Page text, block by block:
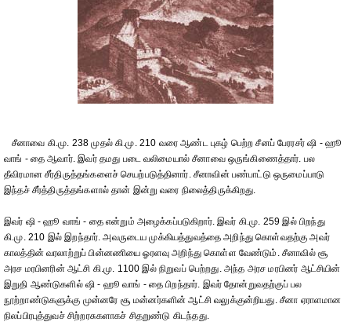
சீனாவை கி.மு. 238 முதல் கி.மு. 210 வரை ஆண்ட புகழ் பெற்ற சீனப் பேரரசர் ஷி - ஹூ
வாங் - தை ஆவார். இவர் தமது படை வலிமையால் சீனாவை ஒருங்கிணைத்தார். பல
தீவிரமான சீர்திருத்தங்களைச் செயற்படுத்தினார். சீனாவின் பண்பாட்டு ஒருமைப்பாடு
இந்தச் சீர்த்திருத்தங்களால் தான் இன்று வரை நிலைத்திருக்கிறது.
இவர் ஷி - ஹூ வாங் - தை என்றும் அழைக்கப்படுகிறார். இவர் கி.மு. 259 இல் பிறந்து
கி.மு. 210 இல் இறந்தார். அவருடைய முக்கியத்துவத்தை அறிந்து கொள்வதற்கு அவர்
காலத்தின் வரலாற்றுப் பின்னணியை ஓரளவு அறிந்து கொள்ள வேண்டும். சீனாவில் சூ
அரச மரபினரின் ஆட்சி கி.மு. 1100 இல் நிறுவப் பெற்றது. அந்த அரச மரபினர் ஆட்சியின்
இறுதி ஆண்டுகளில் ஷி - ஹூ வாங் - தை பிறந்தார். இவர் தோன்றுவதற்குப் பல
நூற்றாண்டுகளுக்கு முன்னரே சூ மன்னர்களின் ஆட்சி வலுக்குன்றியது. சீனா ஏராளமான
நிலப்பிரபுத்துவச் சிற்றரசுகளாகச் சிதறுண்டு கிடந்தது.